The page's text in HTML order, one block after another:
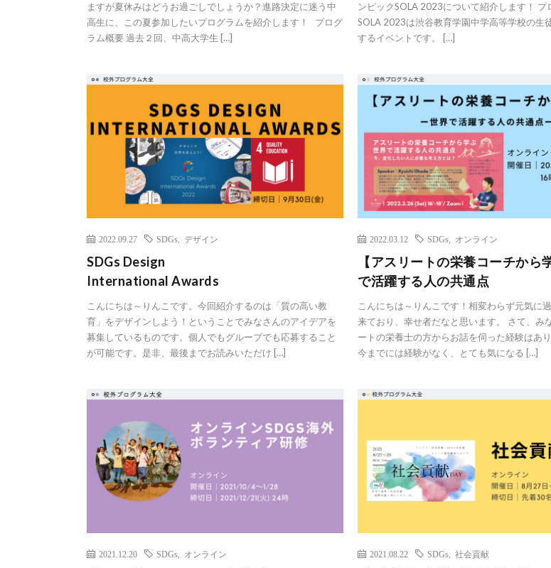
ますが夏休みはどうお過ごしでしょうか？進路決定に迷う中
高生に、この夏参加したいプログラムを紹介します！ プログ
ラム概要 過去２回、中高大学生 […]
ンピックSOLA 2023について紹介します！ プ
SOLA 2023は渋谷教育学園中学高等学校の生
するイベントです。 […]
2022.09.27 SDGs デザイン
SDGs Design
International Awards
こんにちは～りんこです。今回紹介するのは「質の高い教
育」をデザインしよう！ということでみなさんのアイデアを
募集しているものです。個人でもグループでも応募すること
が可能です。是非、最後までお読みいただけ […]
2022.03.12 SDGs オンライン
【アスリートの栄養コーチから
で活躍する人の共通点
こんにちは～りんこです！相変わらず元気に
来ており、幸せ者だなと思います。 さて、み
ートの栄養士の方からお話を伺った経験はあ
今までには経験がなく、とても気になる […]
2021.12.20 SDGs オンライン 2021.08.22 SDGs ,社会貢献